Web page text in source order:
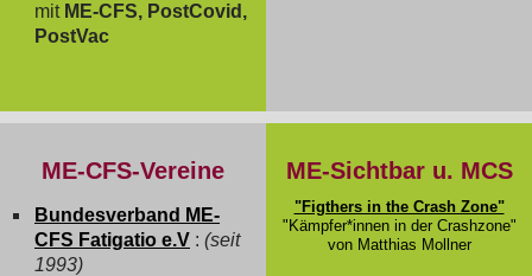
mit ME-CFS, PostCovid,
PostVac
ME-CFS-Vereine
Bundesverband ME-
CFS Fatigatio e.V : (seit
1993)
ME-Sichtbar u. MCS
"Figthers in the Crash Zone"
"Kämpfer*innen in der Crashzone"
von Matthias Mollner